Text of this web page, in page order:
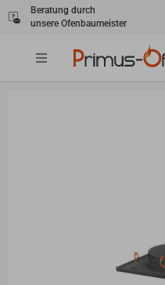
Zum
Inhalt
Beratung durch
unsere Ofenbaumeister